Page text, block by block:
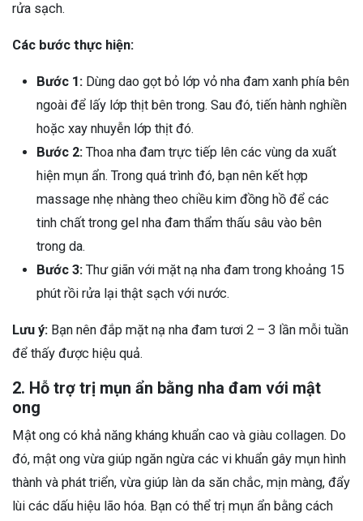
rửa sạch.
Các bước thực hiện:
Bước 1: Dùng dao gọt bỏ lớp vỏ nha đam xanh phía bên
ngoài để lấy lớp thịt bên trong. Sau đó, tiến hành nghiền
hoặc xay nhuyễn lớp thịt đó.
Bước 2: Thoa nha đam trực tiếp lên các vùng da xuất
hiện mụn ẩn. Trong quá trình đó, bạn nên kết hợp
massage nhẹ nhàng theo chiều kim đồng hồ để các
tinh chất trong gel nha đam thẩm thấu sâu vào bên
trong da.
Bước 3: Thư giãn với mặt nạ nha đam trong khoảng 15
phút rồi rửa lại thật sạch với nước.
Lưu ý: Bạn nên đắp mặt nạ nha đam tươi 2 – 3 lần mỗi tuần
để thấy được hiệu quả.
2. Hỗ trợ trị mụn ẩn bằng nha đam với mật
ong
Mật ong có khả năng kháng khuẩn cao và giàu collagen. Do
đó, mật ong vừa giúp ngăn ngừa các vi khuẩn gây mụn hình
thành và phát triển, vừa giúp làn da săn chắc, mịn màng, đẩy
lùi các dấu hiệu lão hóa. Bạn có thể trị mụn ẩn bằng cách